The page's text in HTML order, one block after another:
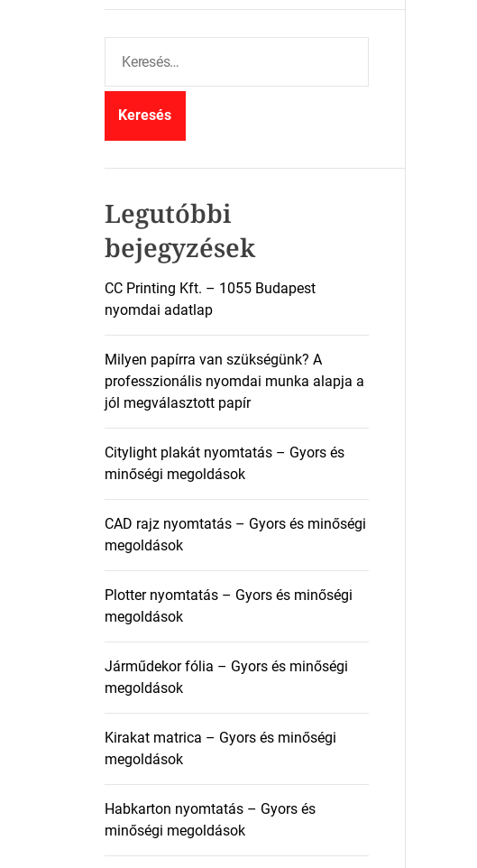
r
Legutóbbi
bejegyzések
CC Printing Kft. – 1055 Budapest
nyomdai adatlap
Milyen papírra van szükségünk? A
professzionális nyomdai munka alapja a
jól megválasztott papír
Citylight plakát nyomtatás – Gyors és
minőségi megoldások
CAD rajz nyomtatás – Gyors és minőségi
megoldások
Plotter nyomtatás – Gyors és minőségi
megoldások
Járműdekor fólia – Gyors és minőségi
megoldások
Kirakat matrica – Gyors és minőségi
megoldások
Habkarton nyomtatás – Gyors és
minőségi megoldások